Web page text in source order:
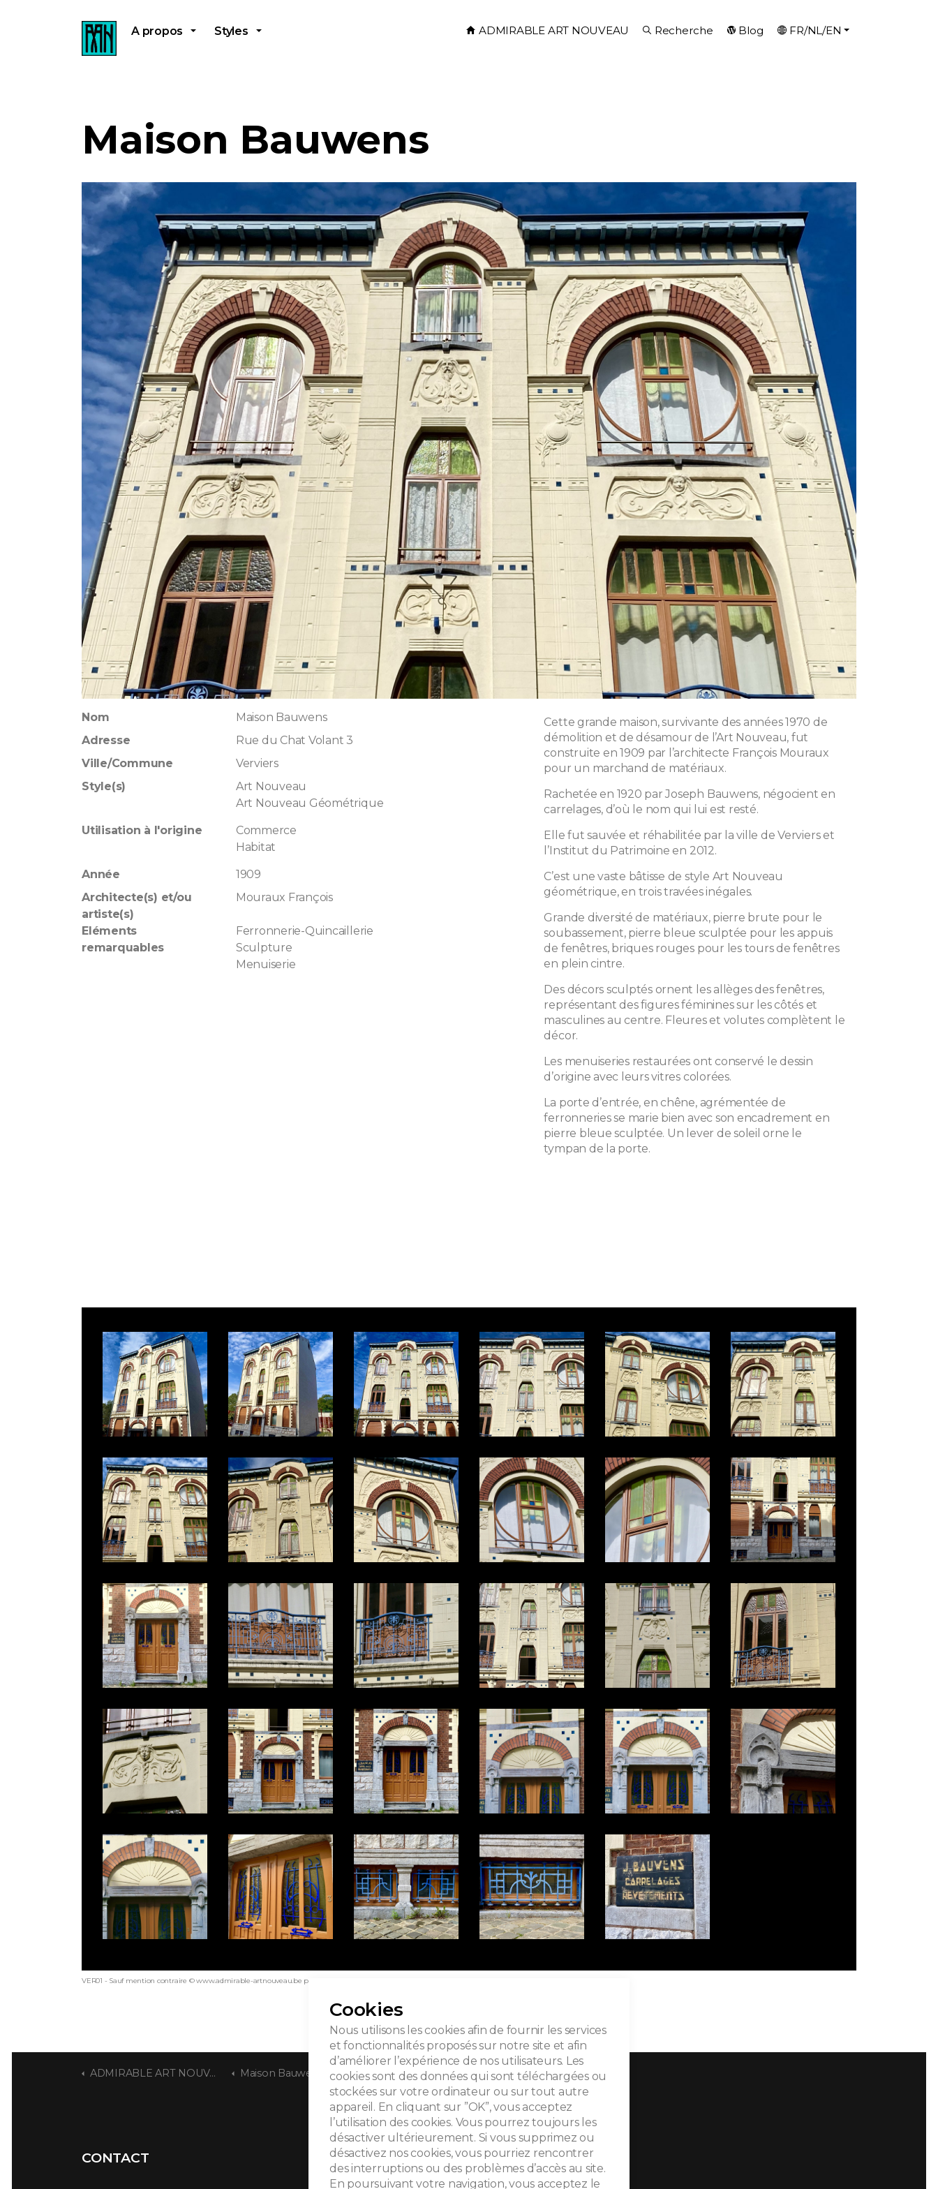
A propos Styles ADMIRABLE ART NOUVEAU Recherche Blog FR/NL/EN
Maison Bauwens
Nom
Maison Bauwens
Adresse
Rue du Chat Volant 3
Ville/Commune
Verviers
Style(s)
Art Nouveau
Art Nouveau Géométrique
Utilisation à l'origine
Commerce
Habitat
Année
1909
Architecte(s) et/ou
artiste(s)
Mouraux François
Eléments
remarquables
Ferronnerie-Quincaillerie
Sculpture
Menuiserie
Cette grande maison, survivante des années 1970 de
démolition et de désamour de l’Art Nouveau, fut
construite en 1909 par l’architecte François Mouraux
pour un marchand de matériaux.
Rachetée en 1920 par Joseph Bauwens, négocient en
carrelages, d’où le nom qui lui est resté.
Elle fut sauvée et réhabilitée par la ville de Verviers et
l’Institut du Patrimoine en 2012.
C’est une vaste bâtisse de style Art Nouveau
géométrique, en trois travées inégales.
Grande diversité de matériaux, pierre brute pour le
soubassement, pierre bleue sculptée pour les appuis
de fenêtres, briques rouges pour les tours de fenêtres
en plein cintre.
Des décors sculptés ornent les allèges des fenêtres,
représentant des figures féminines sur les côtés et
masculines au centre. Fleures et volutes complètent le
décor.
Les menuiseries restaurées ont conservé le dessin
d’origine avec leurs vitres colorées.
La porte d’entrée, en chêne, agrémentée de
ferronneries se marie bien avec son encadrement en
pierre bleue sculptée. Un lever de soleil orne le
tympan de la porte.
VER01 - Sauf mention contraire © www.admirable-artnouveau.be pour toutes les photos
ADMIRABLE ART NOUVEAU Maison Bauwens
CONTACT
Cookies
Nous utilisons les cookies afin de fournir les services
et fonctionnalités proposés sur notre site et afin
d’améliorer l’expérience de nos utilisateurs. Les
cookies sont des données qui sont téléchargées ou
stockées sur votre ordinateur ou sur tout autre
appareil. En cliquant sur ”OK”, vous acceptez
l’utilisation des cookies. Vous pourrez toujours les
désactiver ultérieurement. Si vous supprimez ou
désactivez nos cookies, vous pourriez rencontrer
des interruptions ou des problèmes d’accès au site.
En poursuivant votre navigation, vous acceptez le